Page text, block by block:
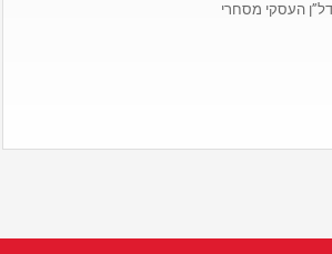
העסקי מסחרי